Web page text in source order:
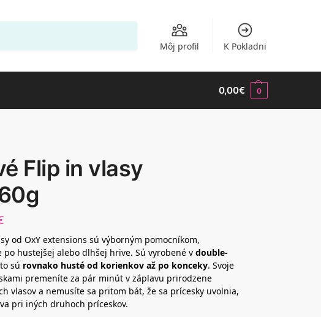
Môj profil K Pokladni
0,00€ 0
Flip in vlasy
od OxY extensions sú výborným pomocníkom,
po hustejšej alebo dlhšej hrive. Sú vyrobené v double-
sú rovnako husté od korienkov až po konceky. Svoje
premeníte za pár minút v záplavu prirodzene
vlasov a nemusíte sa pritom bát, že sa prícesky uvolnia,
pri iných druhoch príceskov.